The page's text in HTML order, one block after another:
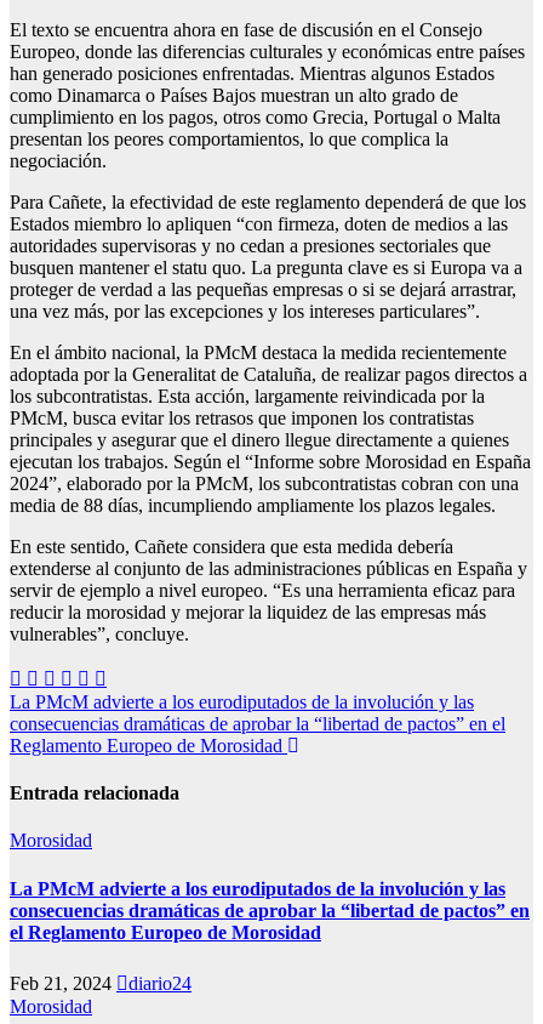
El texto se encuentra ahora en fase de discusión en el Consejo
Europeo, donde las diferencias culturales y económicas entre países
han generado posiciones enfrentadas. Mientras algunos Estados
como Dinamarca o Países Bajos muestran un alto grado de
cumplimiento en los pagos, otros como Grecia, Portugal o Malta
presentan los peores comportamientos, lo que complica la
negociación.
Para Cañete, la efectividad de este reglamento dependerá de que los
Estados miembro lo apliquen “con firmeza, doten de medios a las
autoridades supervisoras y no cedan a presiones sectoriales que
busquen mantener el statu quo. La pregunta clave es si Europa va a
proteger de verdad a las pequeñas empresas o si se dejará arrastrar,
una vez más, por las excepciones y los intereses particulares”.
En el ámbito nacional, la PMcM destaca la medida recientemente
adoptada por la Generalitat de Cataluña, de realizar pagos directos a
los subcontratistas. Esta acción, largamente reivindicada por la
PMcM, busca evitar los retrasos que imponen los contratistas
principales y asegurar que el dinero llegue directamente a quienes
ejecutan los trabajos. Según el “Informe sobre Morosidad en España
2024”, elaborado por la PMcM, los subcontratistas cobran con una
media de 88 días, incumpliendo ampliamente los plazos legales.
En este sentido, Cañete considera que esta medida debería
extenderse al conjunto de las administraciones públicas en España y
servir de ejemplo a nivel europeo. “Es una herramienta eficaz para
reducir la morosidad y mejorar la liquidez de las empresas más
vulnerables”, concluye.
Navegación
de
La PMcM advierte a los eurodiputados de la involución y las
consecuencias dramáticas de aprobar la “libertad de pactos” en el
Reglamento Europeo de Morosidad
Entrada relacionada
Morosidad
La PMcM advierte a los eurodiputados de la involución y las
consecuencias dramáticas de aprobar la “libertad de pactos” en
el Reglamento Europeo de Morosidad
Feb 21, 2024
diario24
Morosidad